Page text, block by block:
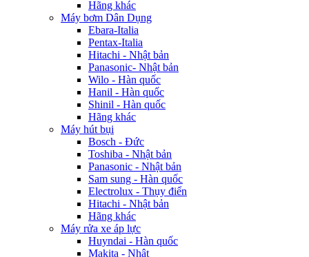
Hãng khác
Máy bơm Dân Dụng
Ebara-Italia
Pentax-Italia
Hitachi - Nhật bản
Panasonic- Nhật bản
Wilo - Hàn quốc
Hanil - Hàn quốc
Shinil - Hàn quốc
Hãng khác
Máy hút bụi
Bosch - Đức
Toshiba - Nhật bản
Panasonic - Nhật bản
Sam sung - Hàn quốc
Electrolux - Thụy điển
Hitachi - Nhật bản
Hãng khác
Máy rửa xe áp lực
Huyndai - Hàn quốc
Makita - Nhật